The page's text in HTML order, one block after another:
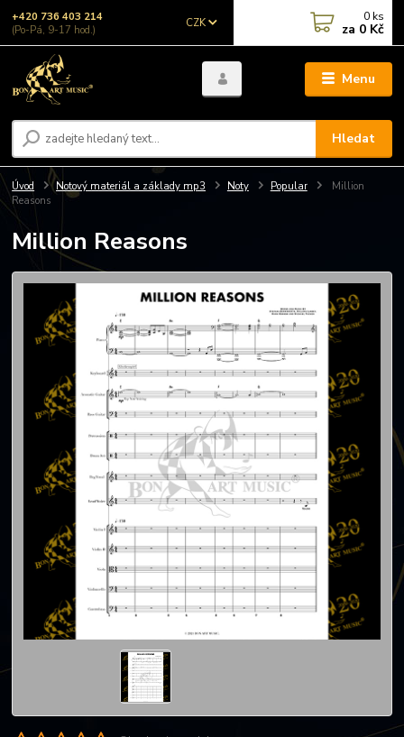
Menu
CZK
Hledat
+420 736 403 214
(Po-Pá, 9-17 hod.)
0 ks
za 0 Kč
Úvod Notový materiál a základy mp3 Noty Popular
Million
Reasons
Million Reasons